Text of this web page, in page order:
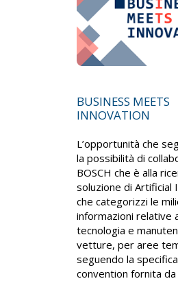
BUSINESS MEETS
INNOVATION
L’opportunità che
la possibilità di
BOSCH che è alla
soluzione di Artificial
che categorizzi le
informazioni relative
tecnologia e
vetture, per aree
seguendo la
convention fornita da